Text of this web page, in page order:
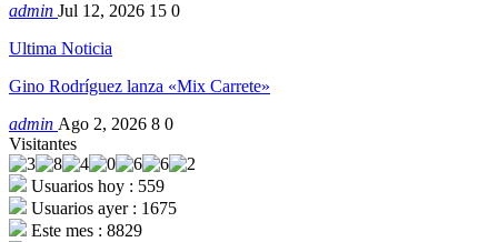
admin Jul 12, 2026 15 0
Ultima Noticia
Gino Rodríguez lanza «Mix Carrete»
admin Ago 2, 2026 8 0
Visitantes
Usuarios hoy : 559
Usuarios ayer : 1675
Este mes : 8829